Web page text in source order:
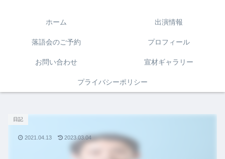
ホーム 出演情報
落語会のご予約 プロフィール
お問い合わせ 宣材ギャラリー
プライバシーポリシー
日記
2021.04.13 2023.03.04